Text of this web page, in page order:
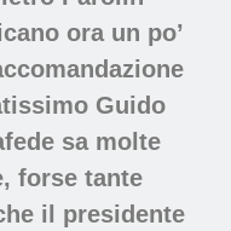
ora un po’
Guido
sa molte
forse tante
il presidente